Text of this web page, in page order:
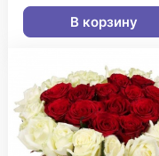
В корзину